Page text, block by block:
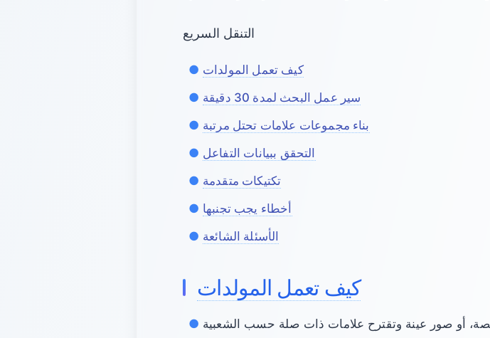
التنقل السريع
كيف تعمل المولدات
سير عمل البحث لمدة 30 دقيقة
بناء مجموعات علامات تحتل مرتبة
التحقق ببيانات التفاعل
تكتيكات متقدمة
أخطاء يجب تجنبها
الأسئلة الشائعة
كيف تعمل المولدات